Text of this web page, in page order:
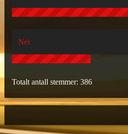
Nei
Totalt antall stemmer:386